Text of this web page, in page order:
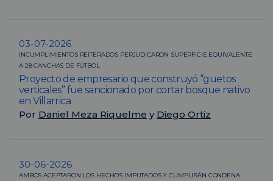
03-07-2026
INCUMPLIMIENTOS REITERADOS PERJUDICARON SUPERFICIE EQUIVALENTE
A 28 CANCHAS DE FÚTBOL
Proyecto de empresario que construyó “guetos
verticales” fue sancionado por cortar bosque nativo
en Villarrica
Por Daniel Meza Riquelme y Diego Ortiz
30-06-2026
AMBOS ACEPTARON LOS HECHOS IMPUTADOS Y CUMPLIRÁN CONDENA